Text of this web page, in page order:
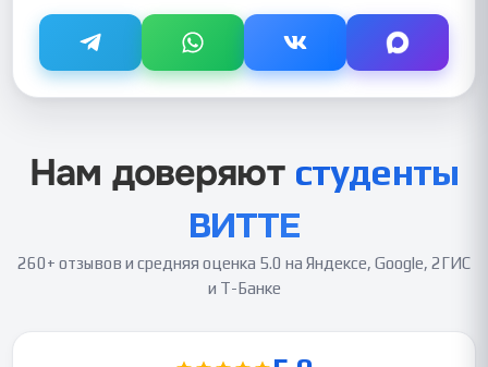
Нам доверяют студенты
ВИТТЕ
260+ отзывов и средняя оценка 5.0 на Яндексе, Google, 2ГИС
и Т-Банке